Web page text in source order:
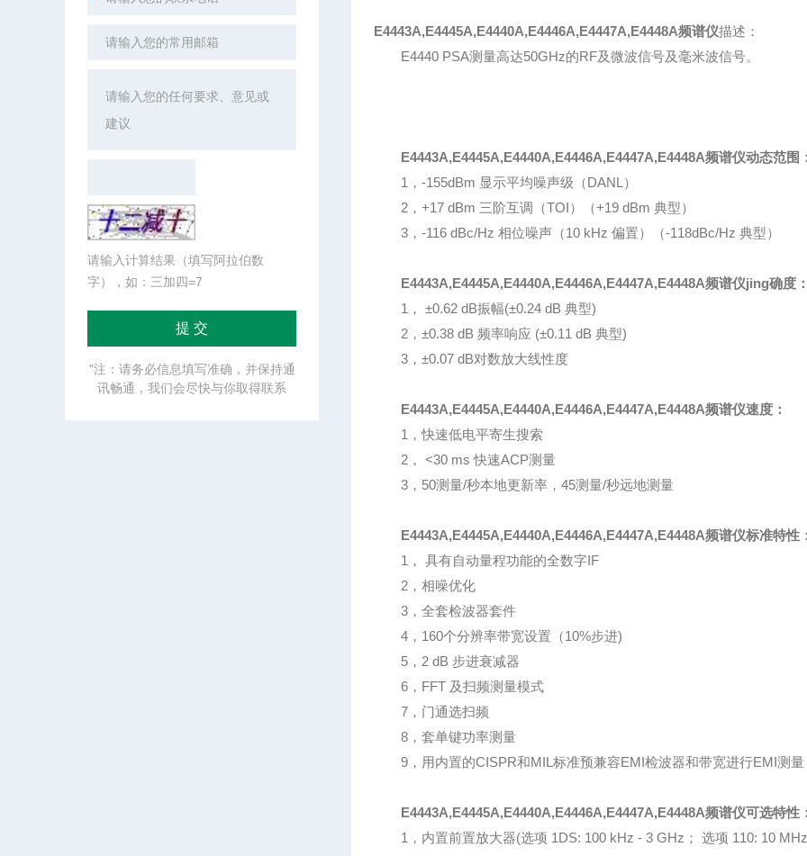
E4443A,E4445A,E4440A,E4446A,E4447A,E4448A频谱仪描述：
E4440 PSA测量高达50GHz的RF及微波信号及毫米波信号。
E4443A,E4445A,E4440A,E4446A,E4447A,E4448A频谱仪动态范围
1，-155dBm 显示平均噪声级（DANL）
2，+17 dBm 三阶互调（TOI）（+19 dBm 典型）
3，-116 dBc/Hz 相位噪声（10 kHz 偏置）（-118dBc/Hz 典型）
E4443A,E4445A,E4440A,E4446A,E4447A,E4448A频谱仪jing确度
1， ±0.62 dB振幅(±0.24 dB 典型)
2，±0.38 dB 频率响应 (±0.11 dB 典型)
3，±0.07 dB对数放大线性度
E4443A,E4445A,E4440A,E4446A,E4447A,E4448A频谱仪速度：
1，快速低电平寄生搜索
2， <30 ms 快速ACP测量
3，50测量/秒本地更新率，45测量/秒远地测量
E4443A,E4445A,E4440A,E4446A,E4447A,E4448A频谱仪标准特性
1， 具有自动量程功能的全数字IF
2，相噪优化
3，全套检波器套件
4，160个分辨率带宽设置（10%步进)
5，2 dB 步进衰减器
6，FFT 及扫频测量模式
7，门通选扫频
8，套单键功率测量
9，用内置的CISPR和MIL标准预兼容EMI检波器和带宽进行EMI测量
E4443A,E4445A,E4440A,E4446A,E4447A,E4448A频谱仪可选特性
1，内置前置放大器(选项 1DS: 100 kHz - 3 GHz； 选项 110: 10
请输入计算结果（填写阿拉伯数
字），如：三加四=7
"注：请务必信息填写准确，并保持通
讯畅通，我们会尽快与你取得联系